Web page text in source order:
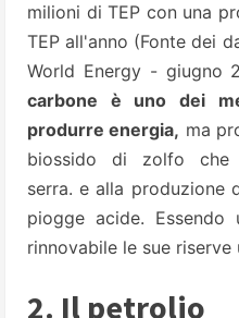
milioni di TEP con una
TEP all'anno (Fonte dei
World Energy - giugno
carbone è uno dei
produrre energia, ma
biossido di zolfo che
serra. e alla produzione
piogge acide.
rinnovabile le sue
2. Il petrolio